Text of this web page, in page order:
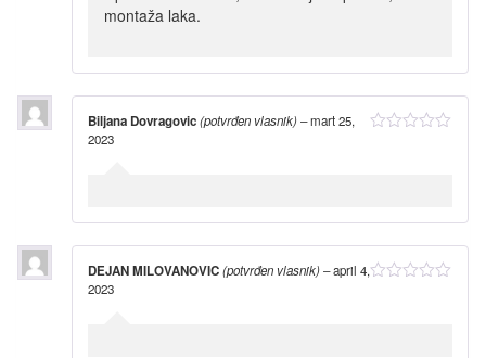
montaža laka.
Biljana Dovragovic(potvrđen vlasnik)–mart 25,
2023
DEJAN MILOVANOVIC(potvrđen vlasnik)–april 4,
2023